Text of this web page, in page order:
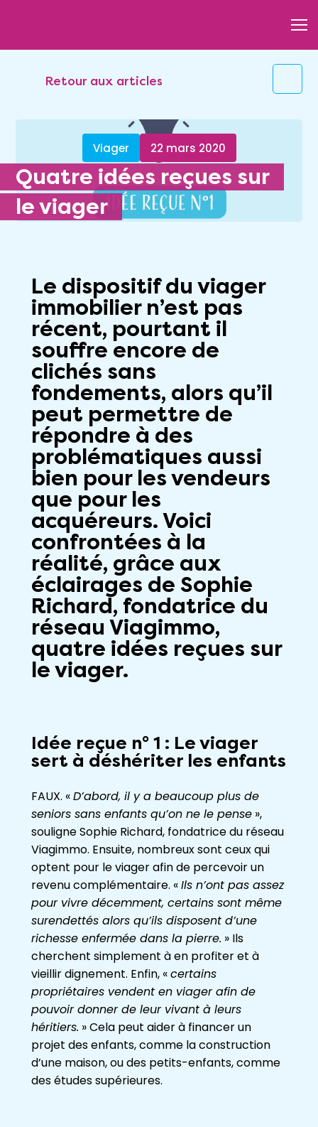
Retour aux articles
Viager 22 mars 2020
Quatre idées reçues sur
le viager
Le dispositif du viager
immobilier n’est pas
récent, pourtant il
souffre encore de
clichés sans
fondements, alors qu’il
peut permettre de
répondre à des
problématiques aussi
bien pour les vendeurs
que pour les
acquéreurs. Voici
confrontées à la
réalité, grâce aux
éclairages de Sophie
Richard, fondatrice du
réseau Viagimmo,
quatre idées reçues sur
le viager.
Idée reçue n° 1 : Le viager
sert à déshériter les enfants
FAUX. «D’abord, il y a beaucoup plus de
seniors sans enfants qu’on ne le pense »,
souligne Sophie Richard, fondatrice du réseau
Viagimmo. Ensuite, nombreux sont ceux qui
optent pour le viager afin de percevoir un
revenu complémentaire. «Ils n’ont pas assez
pour vivre décemment, certains sont même
surendettés alors qu’ils disposent d’une
richesse enfermée dans la pierre. » Ils
cherchent simplement à en profiter et à
vieillir dignement. Enfin, «certains
propriétaires vendent en viager afin de
pouvoir donner de leur vivant à leurs
héritiers. » Cela peut aider à financer un
projet des enfants, comme la construction
d’une maison, ou des petits-enfants, comme
des études supérieures.